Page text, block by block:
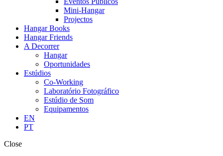
Mini-Hangar
Projectos
Hangar Books
Hangar Friends
A Decorrer
Hangar
Oportunidades
Estúdios
Co-Working
Laboratório Fotográfico
Estúdio de Som
Equipamentos
EN
PT
Close